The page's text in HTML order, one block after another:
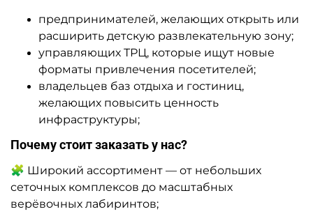
предпринимателей, желающих открыть или
расширить детскую развлекательную зону;
управляющих ТРЦ, которые ищут новые
форматы привлечения посетителей;
владельцев баз отдыха и гостиниц,
желающих повысить ценность
инфраструктуры;
Почему стоит заказать у нас?
🧩 Широкий ассортимент — от небольших
сеточных комплексов до масштабных
верёвочных лабиринтов;